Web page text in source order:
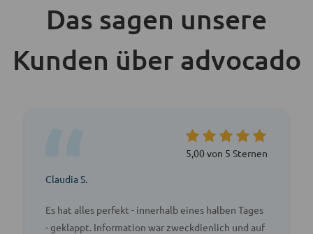
Das sagen unsere
Kunden über advocado
5,00 von 5 Sternen
Claudia S.
Es hat alles perfekt - innerhalb eines halben Tages
- geklappt. Information war zweckdienlich und auf